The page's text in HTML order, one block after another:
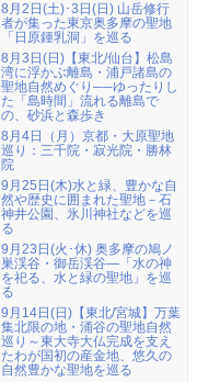
8月2日(土)･3日(日) 山岳修行
者が集った東京奥多摩の聖地
「日原鍾乳洞」を巡る
8月3日(日)【東北/仙台】松島
湾に浮かぶ離島・浦戸諸島の
聖地自然めぐり──ゆったりし
た「島時間」流れる離島で
の、砂浜と森歩き
8月4日（月）京都・大原聖地
巡り：三千院・寂光院・勝林
院
9月25日(木)水と緑、豊かな自
然や歴史に囲まれた聖地－石
神井公園、氷川神社などを巡
る
9月23日(火･休) 奥多摩の鳩ノ
巣渓谷・御岳渓谷―「水の神
を祀る、水と緑の聖地」を巡
る
9月14日(日)【東北/宮城】万葉
集北限の地・涌谷の聖地自然
巡り～東大寺大仏完成を支え
たわが国初の産金地、悠久の
自然豊かな聖地を巡る